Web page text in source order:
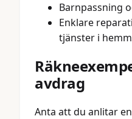
Barnpassning
Enklare
tjänster i
avdrag
Anta att du anlitar